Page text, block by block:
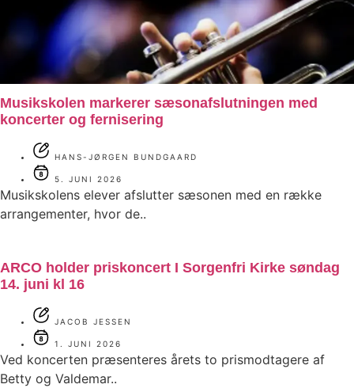
Musikskolen markerer sæsonafslutningen med
koncerter og fernisering
HANS-JØRGEN BUNDGAARD
5. JUNI 2026
Musikskolens elever afslutter sæsonen med en række
arrangementer, hvor de..
ARCO holder priskoncert I Sorgenfri Kirke søndag
14. juni kl 16
JACOB JESSEN
1. JUNI 2026
Ved koncerten præsenteres årets to prismodtagere af
Betty og Valdemar..